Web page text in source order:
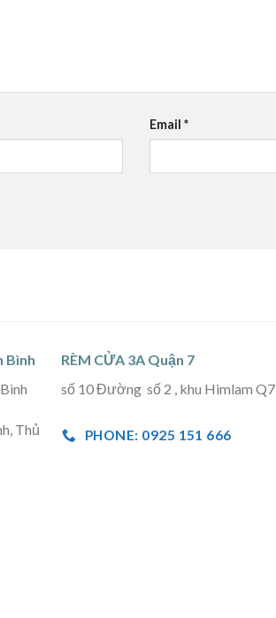
Email *
Bình
Thủ
RÈM CỬA 3A Quận 7
số 10 Đường số 2 , khu Himlam Q7
PHONE: 0925 151 666